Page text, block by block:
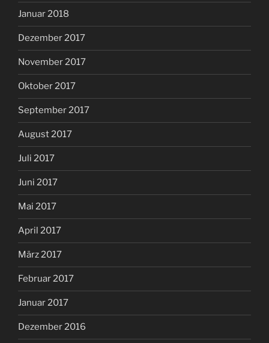
Januar 2018
Dezember 2017
November 2017
Oktober 2017
September 2017
August 2017
Juli 2017
Juni 2017
Mai 2017
April 2017
März 2017
Februar 2017
Januar 2017
Dezember 2016